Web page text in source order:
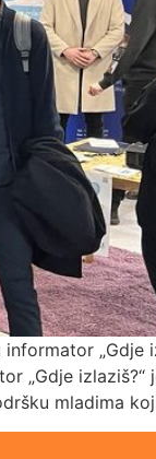
„Gdje
„Gdje
mladima